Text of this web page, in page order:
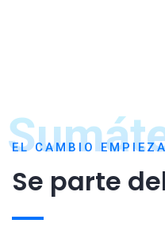
EL CAMBIO
Se parte